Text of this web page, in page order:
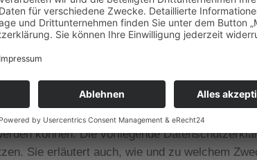
Daten sehr ernst. Wir behandeln Ihre
gesetzlichen Datenschutzvorschriften sowie
Daten erhoben.
können. Die vorliegende
Sie erläutert auch, wie und zu welchem